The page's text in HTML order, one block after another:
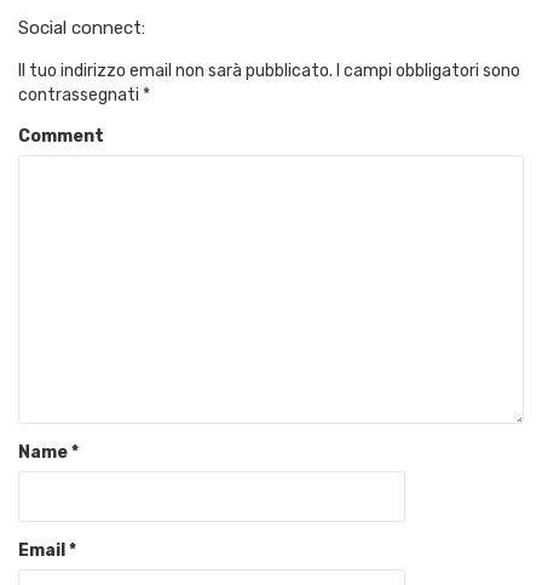
Social connect:
Il tuo indirizzo email non sarà pubblicato. I campi obbligatori sono
contrassegnati *
Comment
Name*
Email *